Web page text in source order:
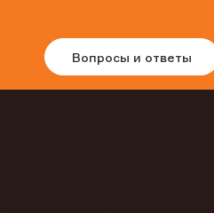
Вопросы и ответы